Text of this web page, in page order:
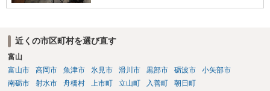
近くの市区町村を選び直す
富山
富山市
高岡市 魚津市 氷見市 滑川市 黒部市 砺波市
小矢部市
南砺市
射水市 舟橋村 上市町 立山町 入善町 朝日町